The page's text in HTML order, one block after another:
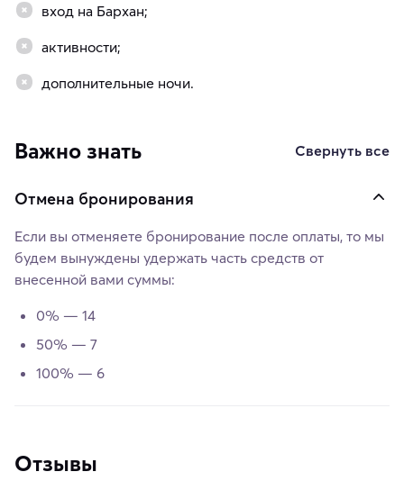
вход на Бархан;
активности;
дополнительные ночи.
Важно знать Свернуть все
Отмена бронирования
Если вы отменяете бронирование после оплаты, то мы
будем вынуждены удержать часть средств от
внесенной вами суммы:
0% — 14
50% — 7
100% — 6
Отзывы